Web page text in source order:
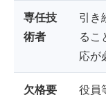
専任技
術者
引き
るこ
応が
欠格要
役員